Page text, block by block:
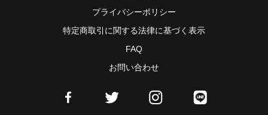
プライバシーポリシー
特定商取引に関する法律に基づく表示
FAQ
お問い合わせ